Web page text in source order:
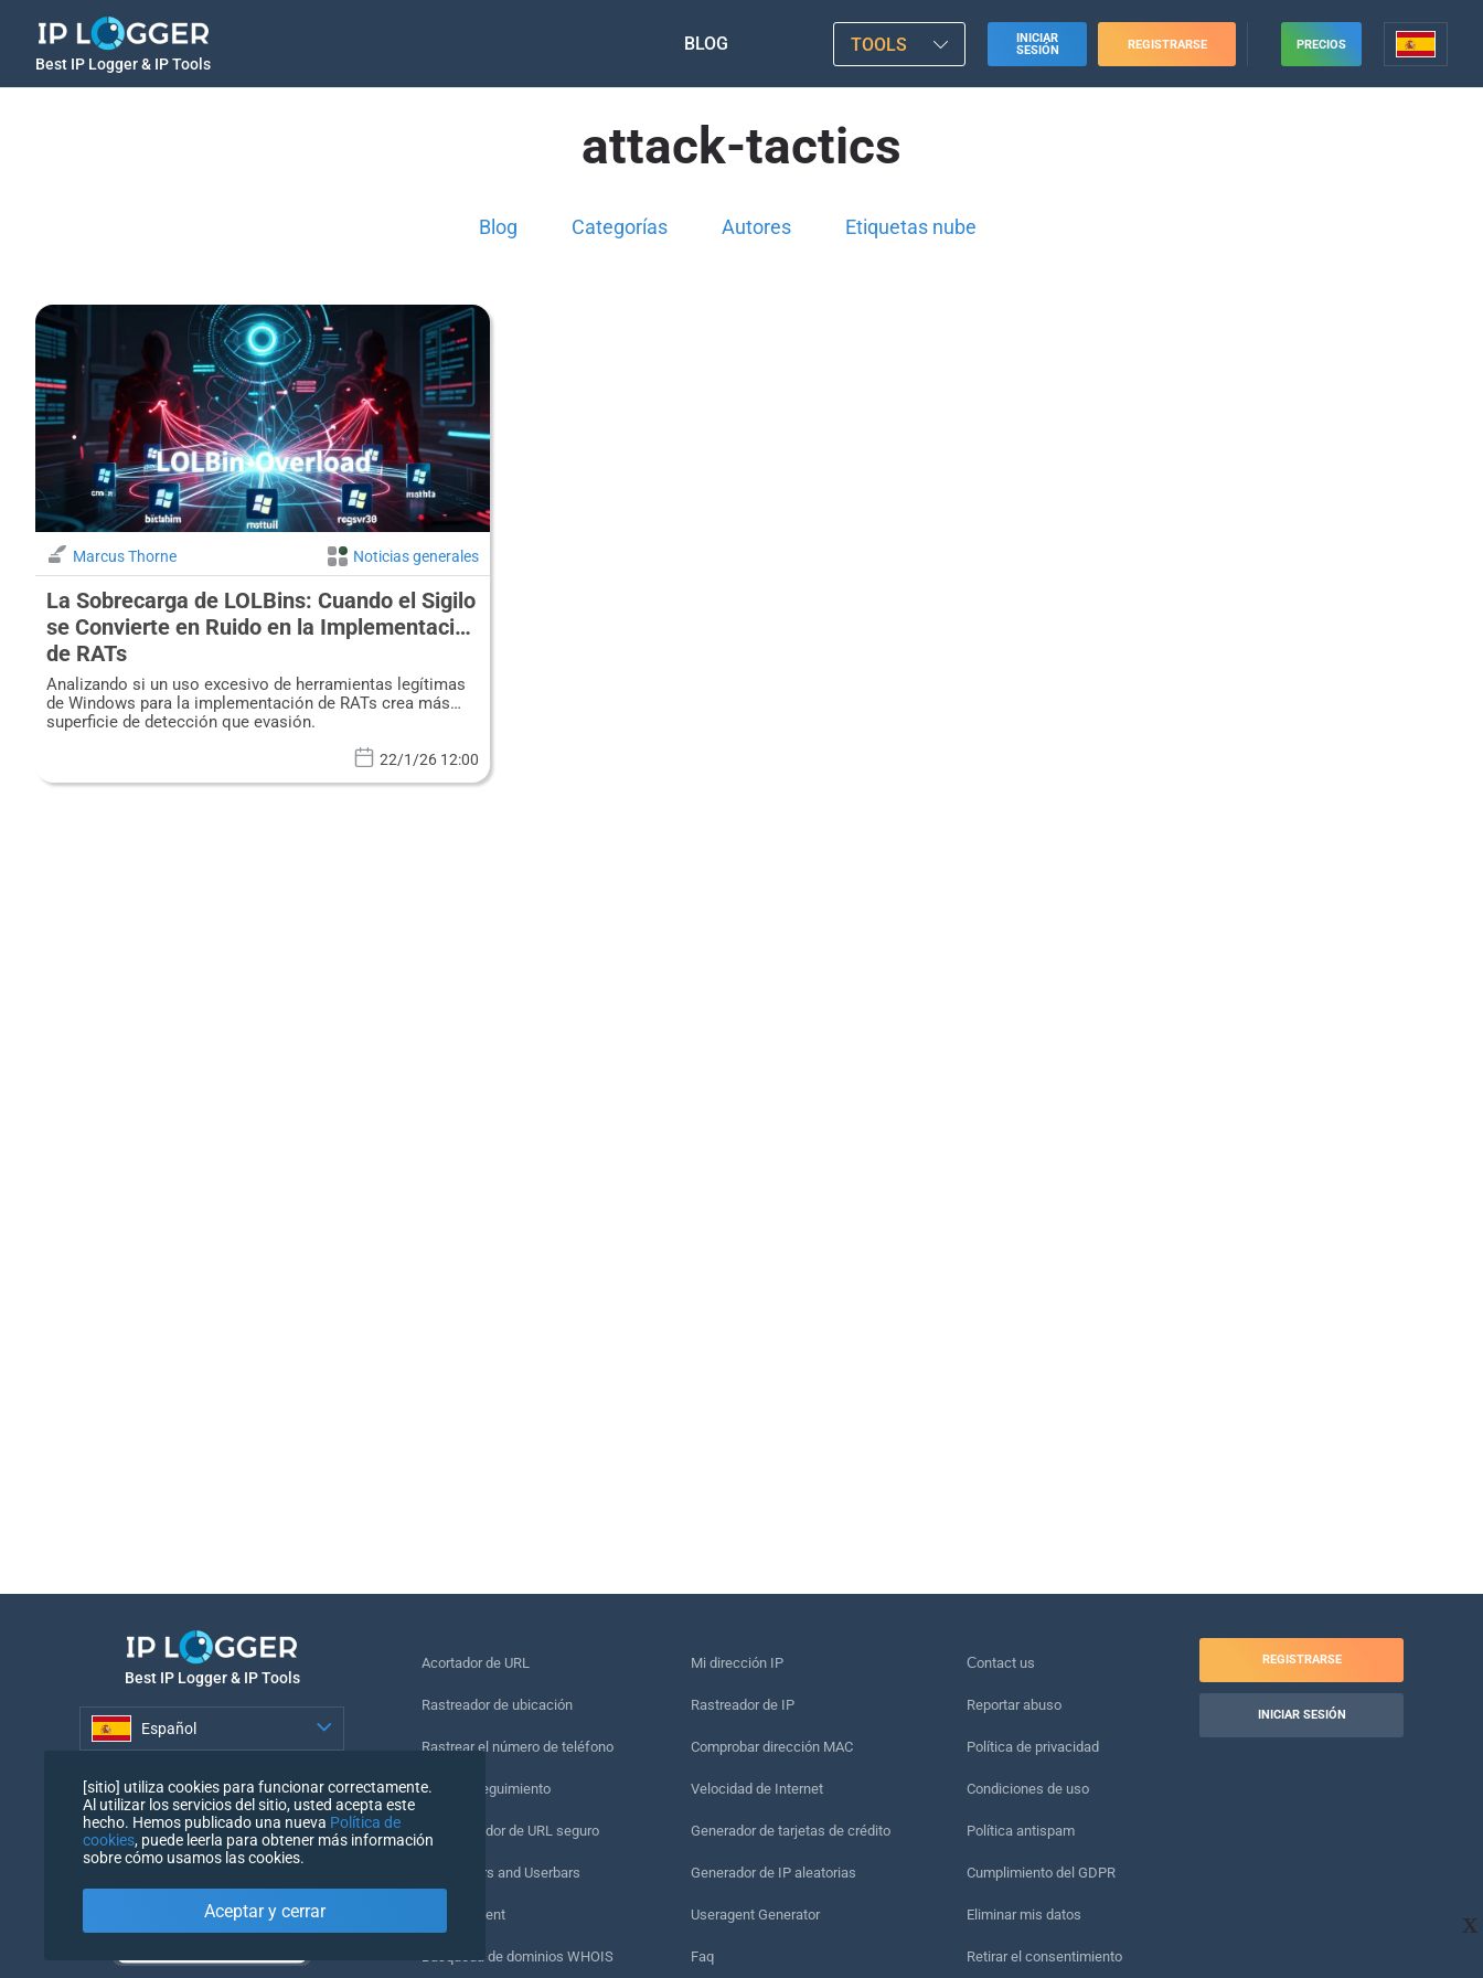
Best IP Logger & IP Tools
BLOG TOOLS
INICIAR
SESIÓN
REGISTRARSE PRECIOS
attack-tactics
Blog Categorías Autores Etiquetas nube
Marcus Thorne Noticias generales
La Sobrecarga de LOLBins: Cuando el Sigilo
se Convierte en Ruido en la Implementación
de RATs
Analizando si un uso excesivo de herramientas legítimas
de Windows para la implementación de RATs crea más
superficie de detección que evasión.
22/1/26 12:00
X
Best IP Logger & IP Tools
Español
Acortador de URL
Rastreador de ubicación
Rastrear el número de teléfono
Píxel de seguimiento
Comprobador de URL seguro
IP Counters and Userbars
Mi UserAgent
Búsqueda de dominios WHOIS
Mi dirección IP
Rastreador de IP
Comprobar dirección MAC
Velocidad de Internet
Generador de tarjetas de crédito
Generador de IP aleatorias
Useragent Generator
Faq
Сontact us
Reportar abuso
Política de privacidad
Condiciones de uso
Política antispam
Cumplimiento del GDPR
Eliminar mis datos
Retirar el consentimiento
REGISTRARSE
INICIAR SESIÓN
[sitio] utiliza cookies para funcionar correctamente.
Al utilizar los servicios del sitio, usted acepta este
hecho. Hemos publicado una nueva Política de
cookies, puede leerla para obtener más información
sobre cómo usamos las cookies.
Aceptar y cerrar